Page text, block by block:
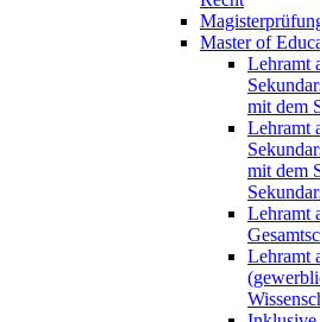
Master of
Lehramt
mit dem
Lehramt
mit dem
Lehramt
Lehramt